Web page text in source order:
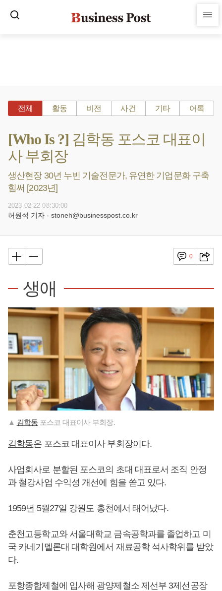
전체 활동 비전 사건 기타 어록
[Who Is ?] 김학동 포스코 대표이
사 부회장
생산현장 30년 누빈 기술전문가, 유연한 기업문화 구축
힘써 [2023년]
2023-02-22 08:30:00
허원석 기자 - stoneh@businesspost.co.kr
0
생애
▲ 김학동 포스코 대표이사 부회장.
김학동은 포스코 대표이사 부회장이다.
사업회사로 분할된 포스코의 초대 대표로서 조직 안정
과 철강사업 수익성 개선에 힘을 쏟고 있다.
1959년 5월27일 강원도 홍천에서 태어났다.
춘천고등학교와 서울대학교 금속공학과를 졸업하고 미
국 카네기멜론대 대학원에서 재료공학 석사학위를 받았
다.
포항종합제철에 입사해 광양제철소 제선부 3제선공장